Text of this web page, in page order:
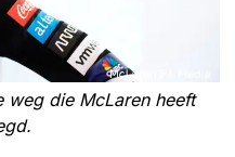
weg die McLaren heeft